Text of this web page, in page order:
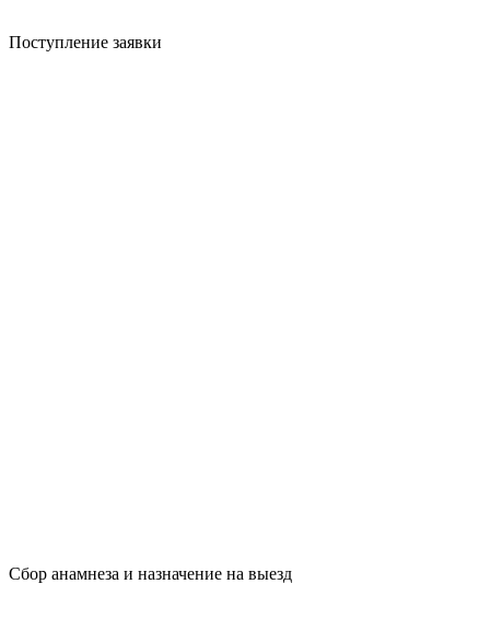
Поступление заявки
Сбор анамнеза и назначение на выезд